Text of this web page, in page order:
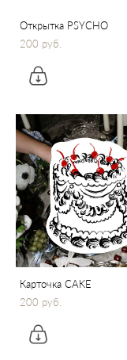
Открытка PSYCHO
200 pуб.
Карточка CAKE
200 pуб.